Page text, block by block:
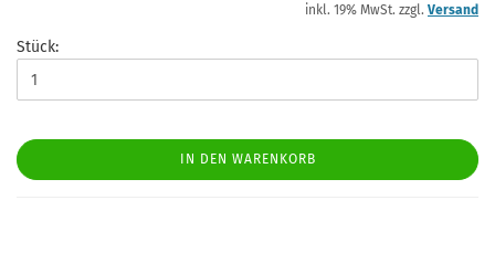
inkl. 19% MwSt. zzgl. Versand
Stück:
IN DEN WARENKORB